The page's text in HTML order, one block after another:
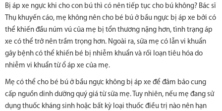
Bị áp xe ngực khi cho con bú thì có nên tiếp tục cho bú không? Bác sĩ
Thụ khuyến cáo, mẹ không nên cho bé bú ở bầu ngực bị áp xe bởi có
thể khiến đầu núm vú của mẹ bị tổn thương nặng hơn, tình trạng áp
xe có thể trở nên trầm trọng hơn. Ngoài ra, sữa mẹ có lẫn vi khuẩn
gây bệnh có thể khiến bé bị nhiễm khuẩn và rối loạn tiêu hóa do
nhiễm vi khuẩn từ ổ áp xe của mẹ.
Mẹ có thể cho bé bú ở bầu ngực không bị áp xe để đảm bảo cung
cấp nguồn dinh dưỡng quý giá từ sữa mẹ. Tuy nhiên, nếu mẹ đang sử
dụng thuốc kháng sinh hoặc bất kỳ loại thuốc điều trị nào nên hạn